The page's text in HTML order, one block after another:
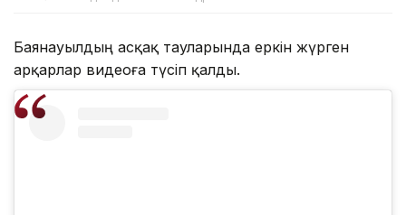
Баянауылдың асқақ тауларында еркін жүрген
арқарлар видеоға түсіп қалды.